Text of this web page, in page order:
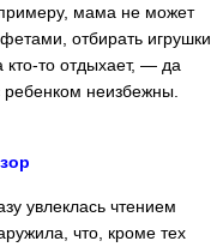
мама не может
отбирать игрушки
кто-то отдыхает, — да
неизбежны.
увлеклась чтением
что, кроме тех